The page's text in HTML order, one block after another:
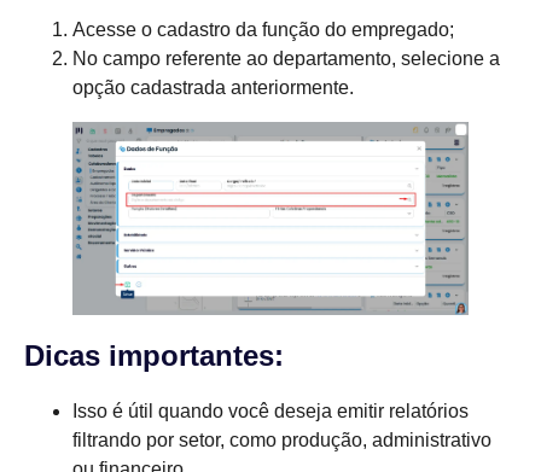
Acesse o cadastro da função do empregado;
No campo referente ao departamento, selecione a
opção cadastrada anteriormente.
Dicas importantes:
Isso é útil quando você deseja emitir relatórios
filtrando por setor, como produção, administrativo